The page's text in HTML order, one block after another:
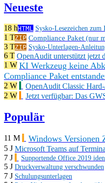
Neueste
18 hHTML Sysko-Lesezeichen
1 TZIP Compliance Paket (nur
3 TZIP Sysko-Unterlagen-
6 T OpenAudit unterstützt jetzt
1 W KI Werkzeug keine
Compliance Paket
2 W
OpenAudit Classic
2 W
Jetzt verfügbar: Das
Populär
11 M Windows Versionen
5 J Microsoft Teams auf
7 J
Supportende Office 2019
5 J Druckverwaltung verschwunden
7 J Schulungsunterlagen